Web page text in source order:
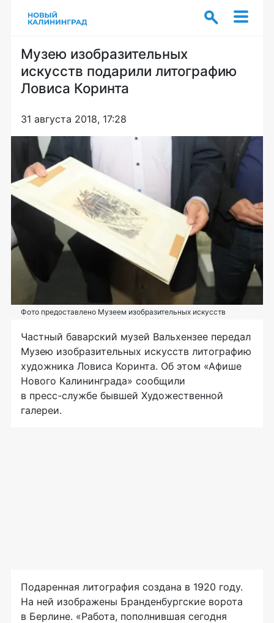
Музею изобразительных
искусств подарили литографию
Ловиса Коринта
31 августа 2018, 17:28
Фото предоставлено Музеем изобразительных искусств
Частный баварский музей Вальхензее передал
Музею изобразительных искусств литографию
художника Ловиса Коринта. Об этом «Афише
Нового Калининграда» сообщили
в пресс-службе бывшей Художественной
галереи.
Подаренная литография создана в 1920 году.
На ней изображены Бранденбургские ворота
в Берлине. «Работа, пополнившая сегодня